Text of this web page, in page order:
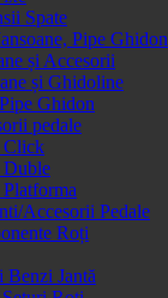
Spate
Pipe Ghidon
și Accesorii
și Ghidoline
Ghidon
pedale
Click
Duble
Platforma
Accesorii Pedale
Roți
Benzi Jantă